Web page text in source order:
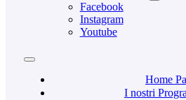
Facebook
Instagram
Youtube
Home
I nostri